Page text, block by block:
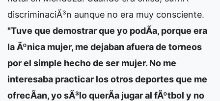
discriminaciÃ³n aunque no era muy consciente.
"Tuve que demostrar que yo podÃ­a, porque era
la Ãºnica mujer, me dejaban afuera de torneos
por el simple hecho de ser mujer. No me
interesaba practicar los otros deportes que me
ofrecÃ­an, yo sÃ³lo querÃ­a jugar al fÃºtbol y no